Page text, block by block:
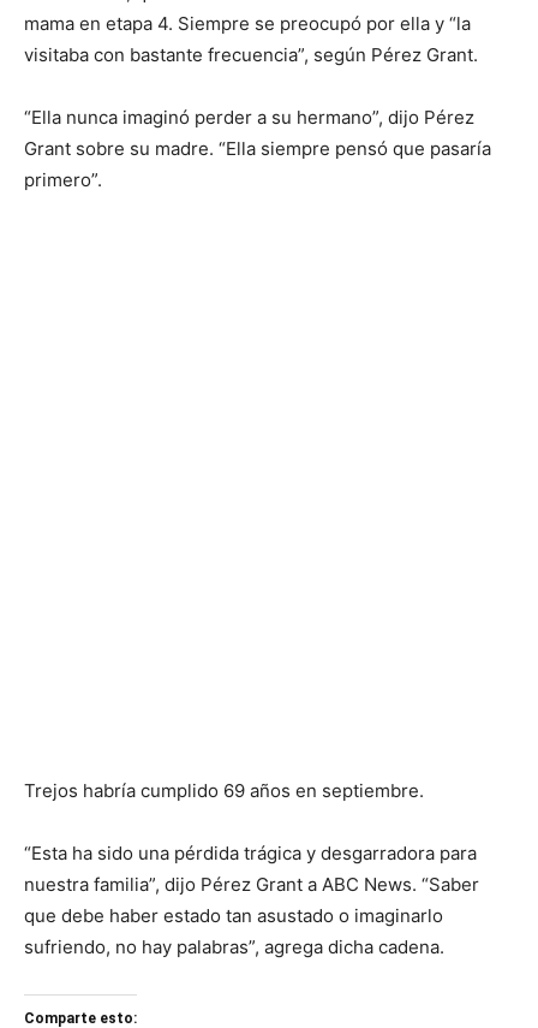
mama en etapa 4. Siempre se preocupó por ella y “la
visitaba con bastante frecuencia”, según Pérez Grant.
“Ella nunca imaginó perder a su hermano”, dijo Pérez
Grant sobre su madre. “Ella siempre pensó que pasaría
primero”.
Trejos habría cumplido 69 años en septiembre.
“Esta ha sido una pérdida trágica y desgarradora para
nuestra familia”, dijo Pérez Grant a ABC News. “Saber
que debe haber estado tan asustado o imaginarlo
sufriendo, no hay palabras”, agrega dicha cadena.
Comparte esto: